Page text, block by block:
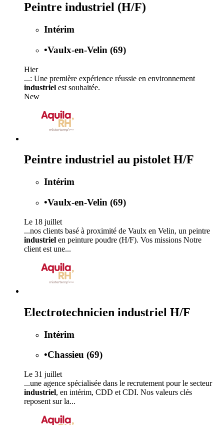
Peintre industriel (H/F)
Intérim
•Vaulx-en-Velin (69)
Hier
...: Une première expérience réussie en environnement
industriel est souhaitée.
New
Peintre industriel au pistolet H/F
Intérim
•Vaulx-en-Velin (69)
Le 18 juillet
...nos clients basé à proximité de Vaulx en Velin, un peintre
industriel en peinture poudre (H/F). Vos missions Notre
client est une...
Electrotechnicien industriel H/F
Intérim
•Chassieu (69)
Le 31 juillet
...une agence spécialisée dans le recrutement pour le secteur
industriel, en intérim, CDD et CDI. Nos valeurs clés
reposent sur la...